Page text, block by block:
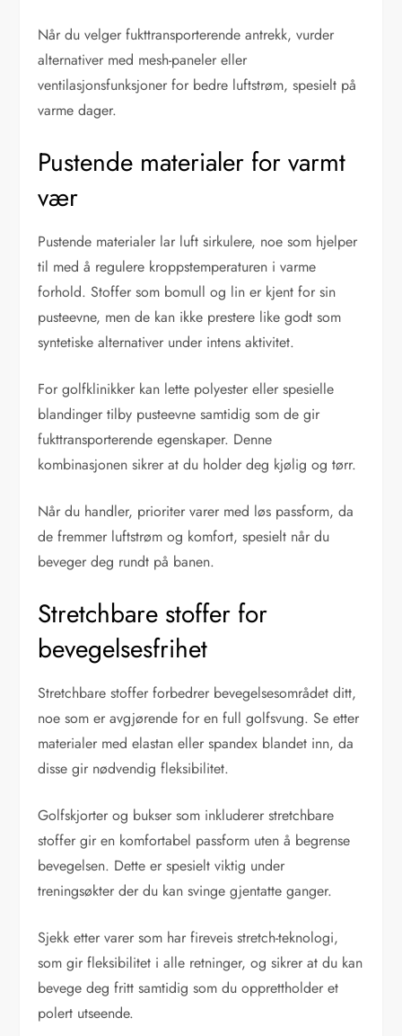
Når du velger fukttransporterende antrekk, vurder
alternativer med mesh-paneler eller
ventilasjonsfunksjoner for bedre luftstrøm, spesielt på
varme dager.
Pustende materialer for varmt
vær
Pustende materialer lar luft sirkulere, noe som hjelper
til med å regulere kroppstemperaturen i varme
forhold. Stoffer som bomull og lin er kjent for sin
pusteevne, men de kan ikke prestere like godt som
syntetiske alternativer under intens aktivitet.
For golfklinikker kan lette polyester eller spesielle
blandinger tilby pusteevne samtidig som de gir
fukttransporterende egenskaper. Denne
kombinasjonen sikrer at du holder deg kjølig og tørr.
Når du handler, prioriter varer med løs passform, da
de fremmer luftstrøm og komfort, spesielt når du
beveger deg rundt på banen.
Stretchbare stoffer for
bevegelsesfrihet
Stretchbare stoffer forbedrer bevegelsesområdet ditt,
noe som er avgjørende for en full golfsvung. Se etter
materialer med elastan eller spandex blandet inn, da
disse gir nødvendig fleksibilitet.
Golfskjorter og bukser som inkluderer stretchbare
stoffer gir en komfortabel passform uten å begrense
bevegelsen. Dette er spesielt viktig under
treningsøkter der du kan svinge gjentatte ganger.
Sjekk etter varer som har fireveis stretch-teknologi,
som gir fleksibilitet i alle retninger, og sikrer at du kan
bevege deg fritt samtidig som du opprettholder et
polert utseende.